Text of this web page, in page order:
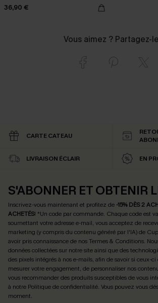
36,90 €
Vous aimez ? Partagez-
CARTE CATEAU
LIVRAISON ÉCLAIR EN
S'ABONNER ET OBTENIR
Inscrivez-vous maintenant et profitez de -15% DÈS 2
ACHETÉS! *Un code par commande. Chaque code est
soumettant votre adresse e-mail, vous acceptez de
marketing (y compris du contenu généré par l'IA) de
avoir pris connaissance de nosTermes & Conditions.
données collectées sur notre site ainsi que des
des pixels intégrés à nos e-mails, afin de savoir si ceux-
mesurer votre engagement, de personnaliser nos
vous recommander des produits susceptibles de vous
à notre Politique de confidentialité. Vous pouvez vous
moment.